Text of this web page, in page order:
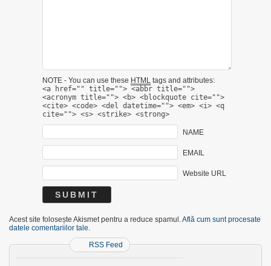
NOTE - You can use these HTML tags and attributes:
<a href="" title=""> <abbr title="">
<acronym title=""> <b> <blockquote cite="">
<cite> <code> <del datetime=""> <em> <i> <q
cite=""> <s> <strike> <strong>
NAME
EMAIL
Website URL
Acest site folosește Akismet pentru a reduce spamul.Află cum sunt procesate
datele comentariilor tale.
RSS Feed